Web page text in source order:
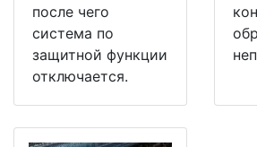
после чего
система по
защитной функции
отключается.